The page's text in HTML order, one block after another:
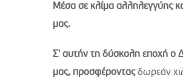
Μέσα σε κλίμα αλληλεγγύης
μας.
Σ' αυτήν τη δύσκολη εποχή ο
μας, προσφέρονταςδωρεάν